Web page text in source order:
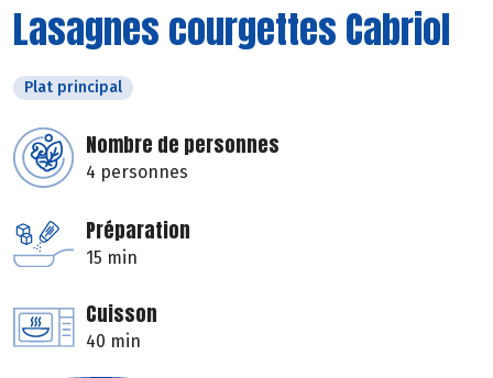
Lasagnes courgettes Cabriol
Plat principal
Nombre de personnes
4 personnes
Préparation
15 min
Cuisson
40 min